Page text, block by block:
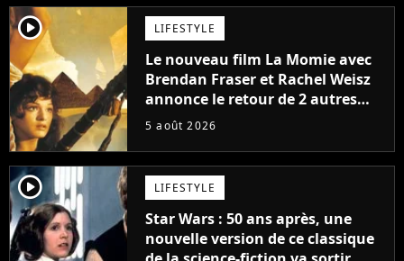
player2 LIFESTYLE
Le nouveau film La Momie avec
Brendan Fraser et Rachel Weisz
annonce le retour de 2 autres
personnages emblématiques de
5 août 2026
player2 LIFESTYLE
Star Wars : 50 ans après, une
nouvelle version de ce classique